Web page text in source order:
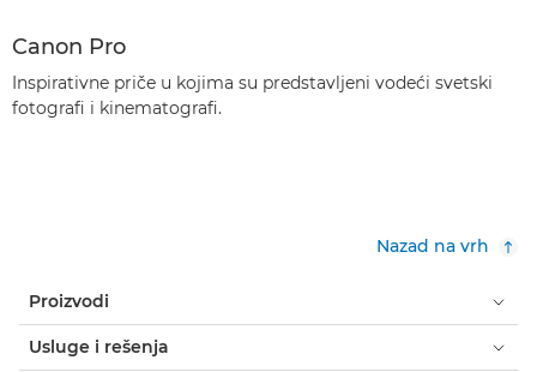
Canon Pro
Inspirativne priče u kojima su predstavljeni vodeći svetski
fotografi i kinematografi.
Nazad na vrh
Proizvodi
Usluge i rešenja